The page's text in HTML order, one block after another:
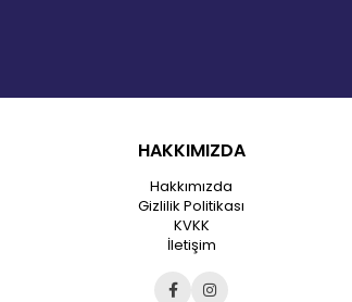
HAKKIMIZDA
Hakkımızda
Gizlilik Politikası
KVKK
İletişim